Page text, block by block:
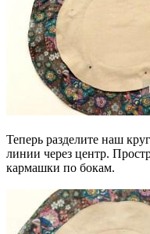
Теперь разделите наш
линии через центр.
кармашки по бокам.